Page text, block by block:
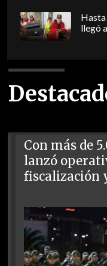
Hasta
llegó
Con más de
lanzó
fiscalización